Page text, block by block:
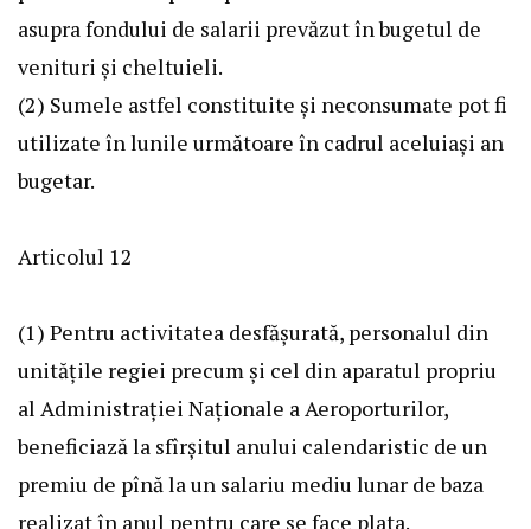
asupra fondului de salarii prevăzut în bugetul de
venituri şi cheltuieli.
(2) Sumele astfel constituite şi neconsumate pot fi
utilizate în lunile următoare în cadrul aceluiaşi an
bugetar.
Articolul 12
(1) Pentru activitatea desfăşurată, personalul din
unităţile regiei precum şi cel din aparatul propriu
al Administraţiei Naţionale a Aeroporturilor,
beneficiază la sfîrşitul anului calendaristic de un
premiu de pînă la un salariu mediu lunar de baza
realizat în anul pentru care se face plata.